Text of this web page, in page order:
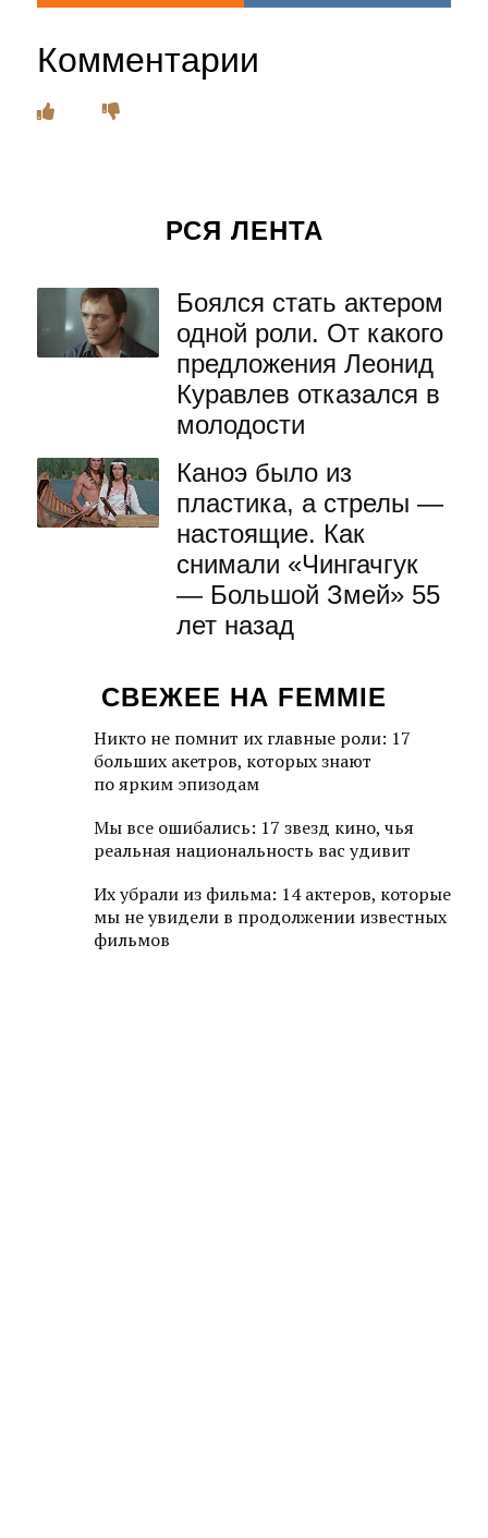
Комментарии
РСЯ ЛЕНТА
Боялся стать актером
одной роли. От какого
предложения Леонид
Куравлев отказался в
молодости
Каноэ было из
пластика, а стрелы —
настоящие. Как
снимали «Чингачгук
— Большой Змей» 55
лет назад
СВЕЖЕЕ НА FEMMIE
Никто не помнит их главные роли: 17
больших акетров, которых знают
по ярким эпизодам
Мы все ошибались: 17 звезд кино, чья
реальная национальность вас удивит
Их убрали из фильма: 14 актеров, которые
мы не увидели в продолжении известных
фильмов